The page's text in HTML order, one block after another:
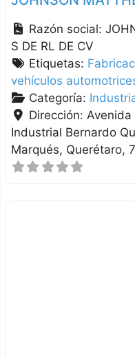
Razón social:
S DE RL DE CV
Etiquetas:
vehículos
Categoría:
Dirección: Avenida
Industrial Bernardo
Marqués Querétaro